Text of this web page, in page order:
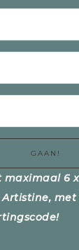
maximaal 6
met